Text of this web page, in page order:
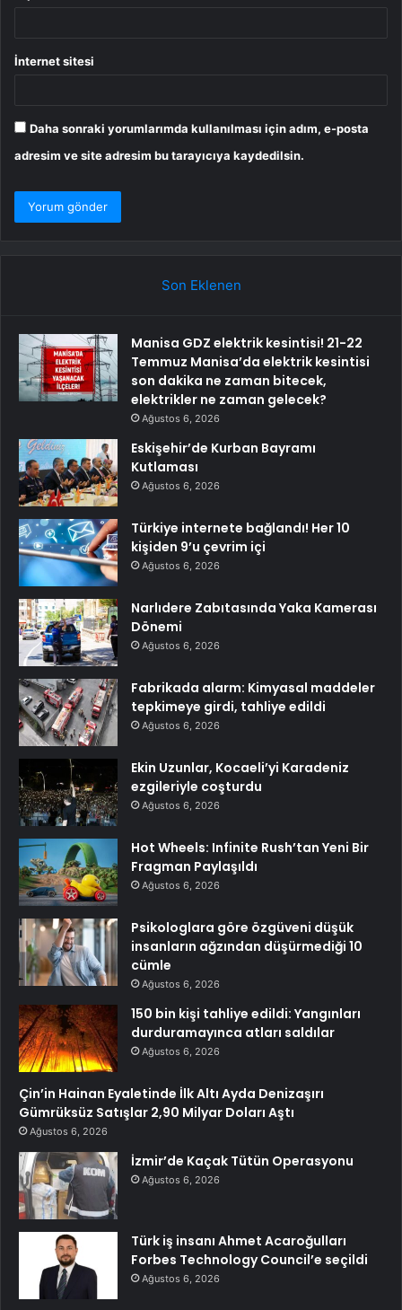
İnternet sitesi
Daha sonraki yorumlarımda kullanılması için adım, e-posta
adresim ve site adresim bu tarayıcıya kaydedilsin.
Son Eklenen
Manisa GDZ elektrik kesintisi! 21-22
Temmuz Manisa’da elektrik kesintisi
son dakika ne zaman bitecek,
elektrikler ne zaman gelecek?
Ağustos 6, 2026
Eskişehir’de Kurban Bayramı
Kutlaması
Ağustos 6, 2026
Türkiye internete bağlandı! Her 10
kişiden 9’u çevrim içi
Ağustos 6, 2026
Narlıdere Zabıtasında Yaka Kamerası
Dönemi
Ağustos 6, 2026
Fabrikada alarm: Kimyasal maddeler
tepkimeye girdi, tahliye edildi
Ağustos 6, 2026
Ekin Uzunlar, Kocaeli’yi Karadeniz
ezgileriyle coşturdu
Ağustos 6, 2026
Hot Wheels: Infinite Rush’tan Yeni Bir
Fragman Paylaşıldı
Ağustos 6, 2026
Psikologlara göre özgüveni düşük
insanların ağzından düşürmediği 10
cümle
Ağustos 6, 2026
150 bin kişi tahliye edildi: Yangınları
durduramayınca atları saldılar
Ağustos 6, 2026
Çin’in Hainan Eyaletinde İlk Altı Ayda Denizaşırı
Gümrüksüz Satışlar 2,90 Milyar Doları Aştı
Ağustos 6, 2026
İzmir’de Kaçak Tütün Operasyonu
Ağustos 6, 2026
Türk iş insanı Ahmet Acaroğulları
Forbes Technology Council’e seçildi
Ağustos 6, 2026